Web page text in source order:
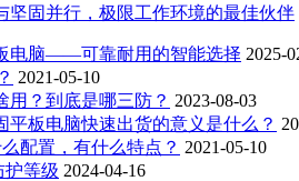
坚固并行，极限工作环境的最佳伙伴
电脑——可靠耐用的智能选择 2025-
2021-05-10
用？到底是哪三防？ 2023-08-03
平板电脑快速出货的意义是什么？
配置，有什么特点？ 2021-05-10
护等级 2024-04-16